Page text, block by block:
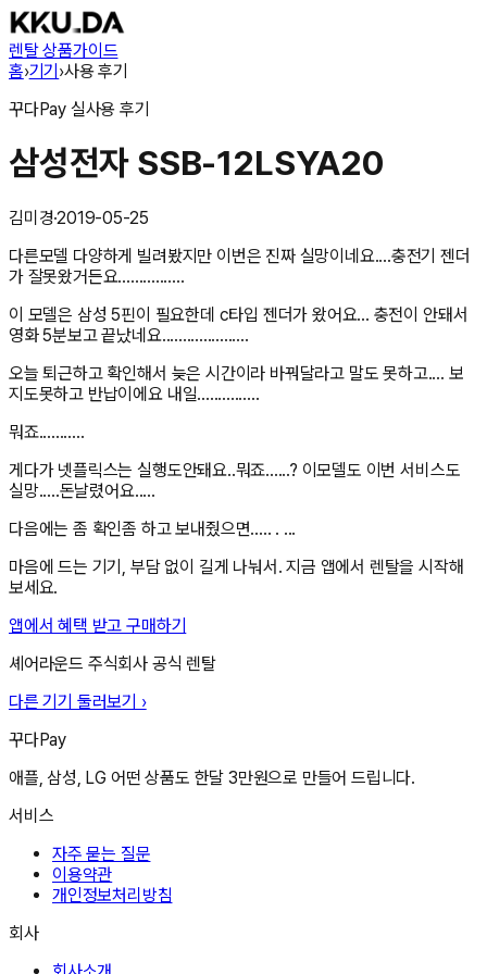
렌탈 상품가이드
홈›기기›사용 후기
꾸다Pay 실사용 후기
삼성전자 SSB-12LSYA20
김미경·2019-05-25
다른모델 다양하게 빌려봤지만 이번은 진짜 실망이네요....충전기 젠더
가 잘못왔거든요................
이 모델은 삼성 5핀이 필요한데 c타입 젠더가 왔어요... 충전이 안돼서
영화 5분보고 끝났네요.....................
오늘 퇴근하고 확인해서 늦은 시간이라 바꿔달라고 말도 못하고.... 보
지도못하고 반납이에요 내일...............
뭐죠...........
게다가 넷플릭스는 실행도안돼요..뭐죠......? 이모델도 이번 서비스도
실망.....돈날렸어요.....
다음에는 좀 확인좀 하고 보내줬으면..... . ...
마음에 드는 기기, 부담 없이 길게 나눠서. 지금 앱에서 렌탈을 시작해
보세요.
앱에서 혜택 받고 구매하기
셰어라운드 주식회사 공식 렌탈
다른 기기 둘러보기 ›
꾸다Pay
애플, 삼성, LG 어떤 상품도 한달 3만원으로 만들어 드립니다.
서비스
자주 묻는 질문
이용약관
개인정보처리방침
회사